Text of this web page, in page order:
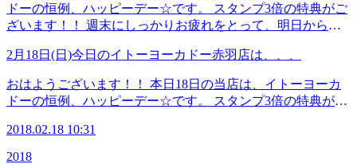
ドーの恒例、ハッピーデー☆です。 スタンプ3倍の特典がご
ざいます！！ 週末にしっかりお疲れをとって、明日からの
のハッピー☆スタッフ さわい すぎはし まつむら ●予約可能
な時間帯 12：30～17：00まで ≪連絡先&amp;アクセス≫
Re.Ra.Ku イトーヨーカドー赤羽店 JR宇都宮線・京浜東北
線・高崎線・埼京線「赤羽駅」西口を出てから徒歩1分のイ
トーヨーカドーの3Fです！ TEL 03-5948-9557 （店舗）
なかった時におかけください） Web予約は こちら から
2月18日(日)今日のイトーヨーカドー赤羽店は、、、
おはようございます！！ 本日18日の当店は、イトーヨーカ
ドーの恒例、ハッピーデー☆です。 スタンプ3倍の特典がご
一週間、リフレッシュしてスタートしてみませんか？ ●本日
のハッピー☆スタッフ さわい すぎはし まつむら ●予約可能
2018.02.18 10:31
2018